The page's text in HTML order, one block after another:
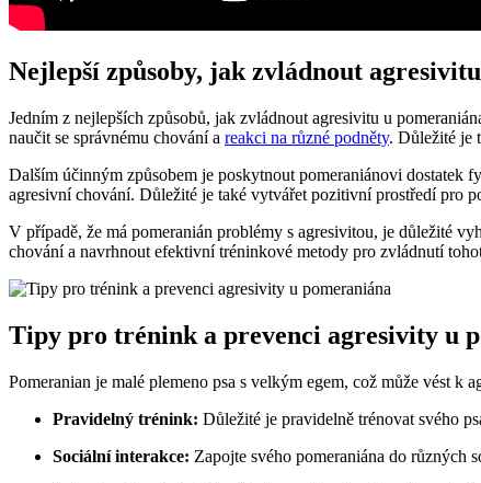
Nejlepší způsoby, jak zvládnout
Jedním z nejlepších způsobů, jak zvládnout agresivitu u‌
naučit se správnému chování a reakci na různé podněty. Důležité je
Dalším účinným způsobem ⁢je‍ poskytnout pomeraniánovi dostatek
agresivní chování. Důležité je také vytvářet pozitivní ‌prostředí pro
V případě, že má pomeranián problémy s agresivitou, je důležité
chování a navrhnout efektivní tréninkové metody pro zvládnutí
Tipy pro trénink a prevenci⁤ agresivity u
Pomeranian je malé plemeno psa s velkým egem, což může vést
Pravidelný trénink: Důležité je pravidelně trénovat svého
Sociální interakce: Zapojte svého pomeraniána do různých